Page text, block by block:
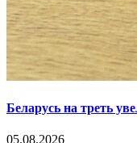
Беларусь на треть
05.08.2026